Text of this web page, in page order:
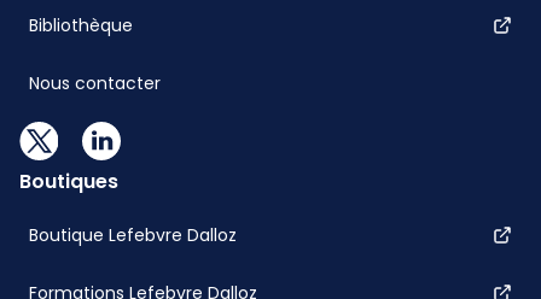
Bibliothèque
Nous contacter
Boutiques
Boutique Lefebvre Dalloz
Formations Lefebvre Dalloz